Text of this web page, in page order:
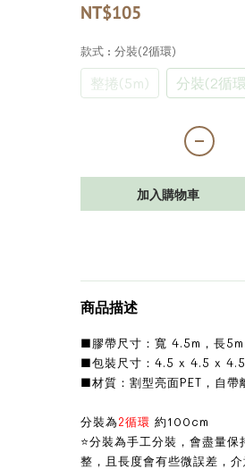
NT$105
款式 : 分裝(2循環)
整捲(5m) 分裝(2循
加入購物車
商品描述
■膠帶尺寸：寬 4.5m，長
■包裝尺寸：4.5 x 4.5 x
■材質：割型亮面PET，自帶
分裝為2循環 約100cm
⭐分裝為手工分裝，會盡量
整，且長度會有些微誤差，